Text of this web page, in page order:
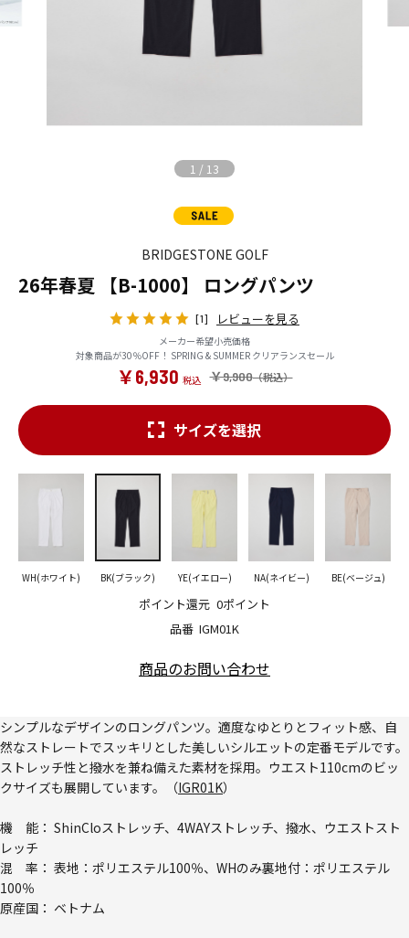
1 / 13
BRIDGESTONE GOLF
26年春夏 【B-1000】 ロングパンツ
[1] レビューを見る
メーカー希望小売価格
対象商品が30％OFF！ SPRING & SUMMER クリアランスセール
￥9,900
￥6,930
品番 IGM01K
ポイント還元 0ポイント
サイズを選択
WH(ホワイト) BK(ブラック) YE(イエロー) NA(ネイビー) BE(ベージュ)
商品のお問い合わせ
シンプルなデザインのロングパンツ。適度なゆとりとフィット感、自
然なストレートでスッキリとした美しいシルエットの定番モデルです。
ストレッチ性と撥水を兼ね備えた素材を採用。ウエスト110cmのビッ
クサイズも展開しています。（IGR01K）
機 能： ShinCloストレッチ、4WAYストレッチ、撥水、ウエストスト
レッチ
混 率： 表地：ポリエステル100％、WHのみ裏地付：ポリエステル
100％
原産国： ベトナム